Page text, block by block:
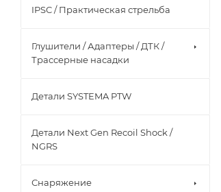
IPSC / Практическая стрельба
Глушители / Адаптеры / ДТК /
Трассерные насадки
Детали SYSTEMA PTW
Детали Next Gen Recoil Shock /
NGRS
Снаряжение